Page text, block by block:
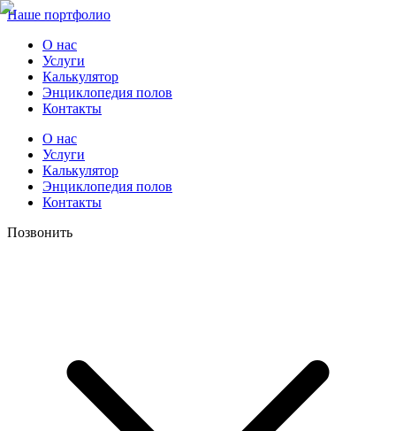
Наше портфолио
О нас
Услуги
Калькулятор
Энциклопедия полов
Контакты
О нас
Услуги
Калькулятор
Энциклопедия полов
Контакты
Позвонить